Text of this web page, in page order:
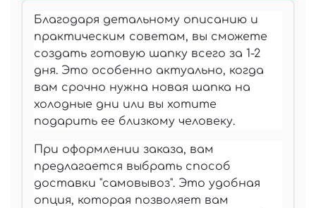
Благодаря детальному описанию и
практическим советам, вы сможете
создать готовую шапку всего за 1-2
дня. Это особенно актуально, когда
вам срочно нужна новая шапка на
холодные дни или вы хотите
подарить ее близкому человеку.
При оформлении заказа, вам
предлагается выбрать способ
доставки "самовывоз". Это удобная
опция, которая позволяет вам